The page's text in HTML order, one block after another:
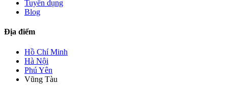
Tuyển dụng
Blog
Địa điểm
Hồ Chí Minh
Hà Nội
Phú Yên
Vũng Tàu